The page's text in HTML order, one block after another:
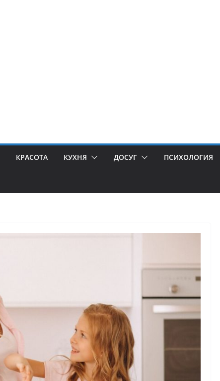
КРАСОТА КУХНЯ ДОСУГ ПСИХОЛОГИЯ